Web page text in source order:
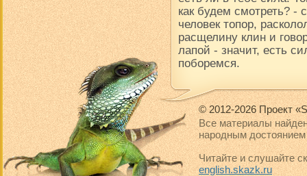
как будем смотреть? -
человек топор,
расщелину клин и
лапой - значит, есть
поборемся.
© 2012-2026 Проект
Все материалы
народным достоянием
Читайте и слушайте
english.skazk.ru